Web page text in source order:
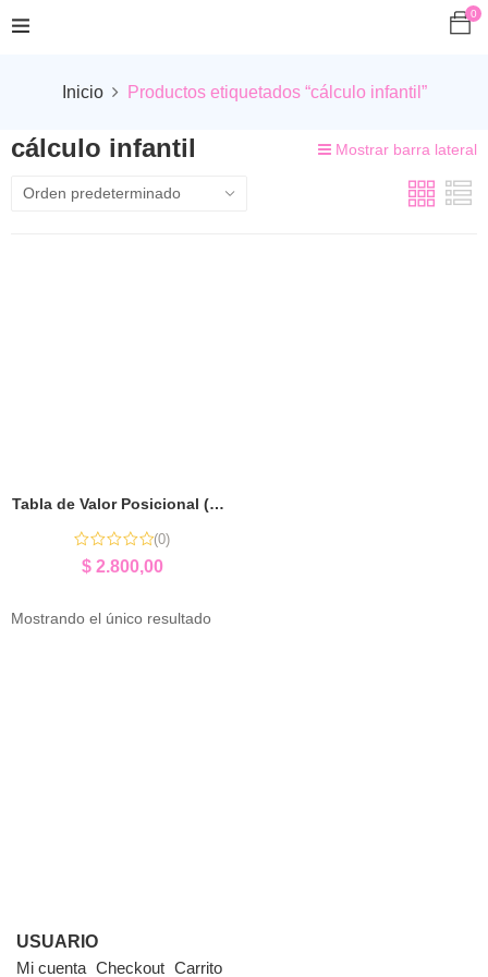
0
Inicio Productos etiquetados “cálculo infantil”
cálculo infantil Mostrar barra lateral
Tabla de Valor Posicional (Para Sala de Aula) | Aprender Sistema Decimal
(0)
$2.800,00
Mostrando el único resultado
USUARIO
Mi cuenta Checkout Carrito